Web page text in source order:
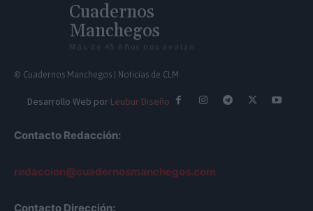
Cuadernos
Manchegos
Más de 45 Años nos avalan
© Cuadernos Manchegos | Noticias de CLM
Desarrollo Web por Leubur Diseño
Contacto Redacción:
redaccion@cuadernosmanchegos.com
Contacto Dirección: